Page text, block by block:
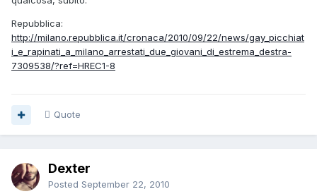
Repubblica:
http://milano.repubblica.it/cronaca/2010/09/22/news/gay_picchiat
i_e_rapinati_a_milano_arrestati_due_giovani_di_estrema_destra-
7309538/?ref=HREC1-8
Quote
Dexter
Posted September 22, 2010